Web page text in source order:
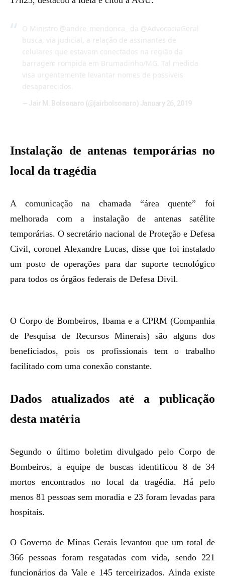
O Ministro @andre_mendonca_ da @AdvocaciaGeral
busca, via judicial, a relação de assinantes de
celulares que estavam conectados na região da
barragem rompida em Brumadinho/MG. Tal medida
visa urgentemente levantar nomes de possíveis
desaparecidos.
— Jair M. Bolsonaro (@jairbolsonaro) January 26, 2019
Instalação de antenas temporárias no
local da tragédia
A comunicação na chamada “área quente” foi
melhorada com a instalação de antenas satélite
temporárias. O secretário nacional de Proteção e Defesa
Civil, coronel Alexandre Lucas, disse que foi instalado
um posto de operações para dar suporte tecnológico
para todos os órgãos federais de Defesa Divil.
O Corpo de Bombeiros, Ibama e a CPRM (Companhia
de Pesquisa de Recursos Minerais) são alguns dos
beneficiados, pois os profissionais tem o trabalho
facilitado com uma conexão constante.
Dados atualizados até a publicação
desta matéria
Segundo o último boletim divulgado pelo Corpo de
Bombeiros, a equipe de buscas identificou 8 de 34
mortos encontrados no local da tragédia. Há pelo
menos 81 pessoas sem moradia e 23 foram levadas para
hospitais.
O Governo de Minas Gerais levantou que um total de
366 pessoas foram resgatadas com vida, sendo 221
funcionários da Vale e 145 terceirizados. Ainda existe